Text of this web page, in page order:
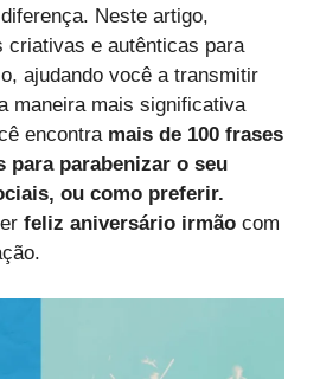
Neste artigo,
criativas e autênticas para
ajudando você a transmitir
maneira mais significativa
encontra mais de 100 frases
para parabenizar o seu
ou como preferir.
feliz aniversário irmão com